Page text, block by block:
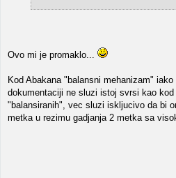
Ovo mi je promaklo...
Kod Abakana "balansni mehanizam"
dokumentaciji ne sluzi istoj svrsi kao
"balansiranih", vec sluzi iskljucivo da bi
metka u rezimu gadjanja 2 metka sa